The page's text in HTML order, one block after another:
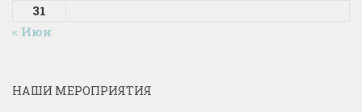
31
« Июн
НАШИ МЕРОПРИЯТИЯ